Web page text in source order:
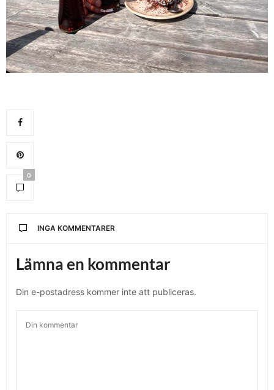
0
INGA KOMMENTARER
Lämna en kommentar
Din e-postadress kommer inte att publiceras.